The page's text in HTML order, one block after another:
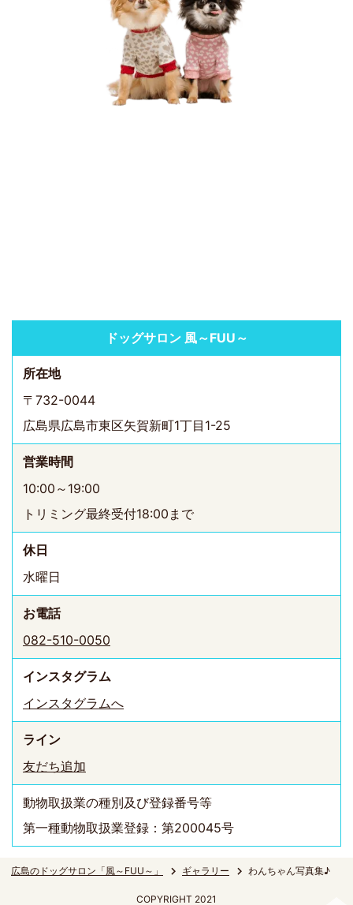
ドッグサロン 風～FUU～
所在地
〒732-0044
広島県広島市東区矢賀新町1丁目1-25
営業時間
10:00～19:00
トリミング最終受付18:00まで
休日
水曜日
お電話
082-510-0050
インスタグラム
インスタグラムへ
ライン
友だち追加
動物取扱業の種別及び登録番号等
第一種動物取扱業登録：第200045号
広島のドッグサロン「風～FUU～」 ギャラリー わんちゃん写真集♪
COPYRIGHT 2021